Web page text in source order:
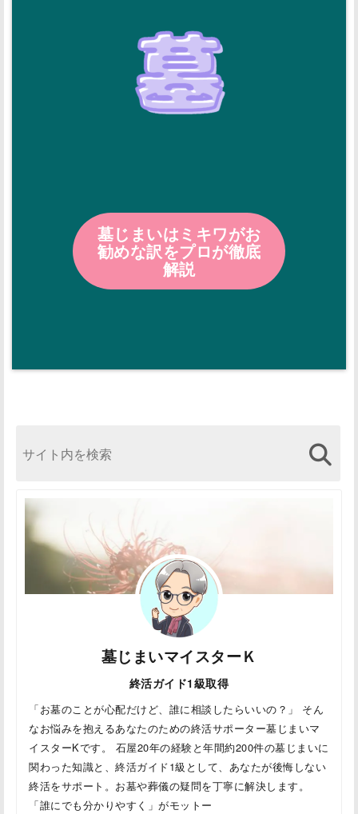
墓じまいはミキワがお
勧めな訳をプロが徹底
解説
墓じまいマイスターＫ
終活ガイド1級取得
「お墓のことが心配だけど、誰に相談したらいいの？」 そん
なお悩みを抱えるあなたのための終活サポーター墓じまいマ
イスターKです。 石屋20年の経験と年間約200件の墓じまいに
関わった知識と、終活ガイド1級として、あなたが後悔しない
終活をサポート。お墓や葬儀の疑問を丁寧に解決します。
「誰にでも分かりやすく」がモットー